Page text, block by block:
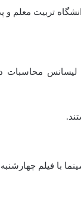
تربیت معلم
محاسبات